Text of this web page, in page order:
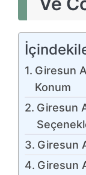
Giresun
Konum
Giresun
Giresun
Giresun